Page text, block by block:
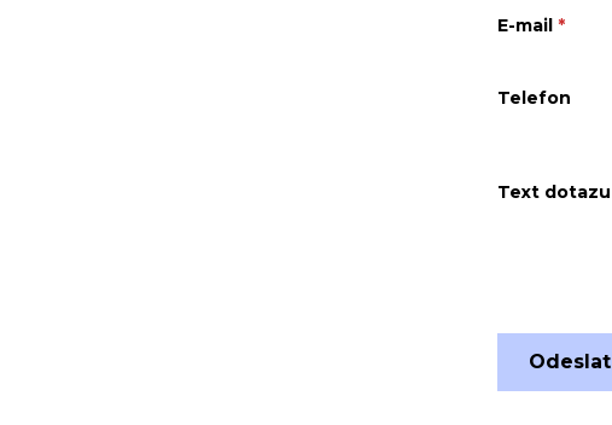
E-mail *
Telefon
Text dotazu